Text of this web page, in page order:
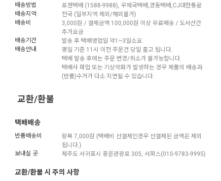
배송방법
로젠택배 (1588-9988), 우체국택배,경동택배,CJ대한통운
배송지역
전국 (일부지역 제외/해외불가)
배송비
3,000원 / 결제금액 100,000원 이상 무료배송 / 도서산간
추가요금
배송기간
발송 후 택배영업일 약1~3일소요
배송안내
평일 기준 11시 이전 주문건 당일 출고 됩니다.
택배 발송 후에는 주문 변경/취소가 불가능합니다.
택배사 파업 또는 기상악화가 발생하는 경우 제품의 배송과
(반품)수거가 다소 지연될 수 있습니다.
교환/환불
택배배송
반품배송비
왕복 7,000원 (택배비 선결제인경우 선결제된 금액은 제외
됩니다.)
보내실 곳
제주도 서귀포시 중문관광로 305, 서퍼스(010-9783-9995)
교환/환불 시 주의 사항